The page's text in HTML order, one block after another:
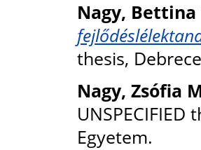
Nagy, Bettina
thesis,
Nagy, Zsófia
Egyetem.